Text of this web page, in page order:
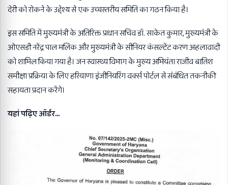
देरी को रोकने के उद्देश्य से एक उच्चस्तरीय समिति का गठन किया है।
इस समिति में मुख्यमंत्री के अतिरिक्त प्रधान सचिव डॉ. साकेत कुमार, मुख्यमंत्री के
ओएसडी नरेंद्र पाल मलिक और मुख्यमंत्री के सीनियर कंसल्टेंट करण अहलावादी
को शामिल किया गया है। जन स्वास्थ्य विभाग के मुख्य अभियंता राजीव बातिश
समीक्षा प्रक्रिया के लिए हरियाणा इंजीनियरिंग वर्क्स पोर्टल से संबंधित तकनीकी
सहायता प्रदान करेंगे।
यहां पढ़िए ऑर्डर…